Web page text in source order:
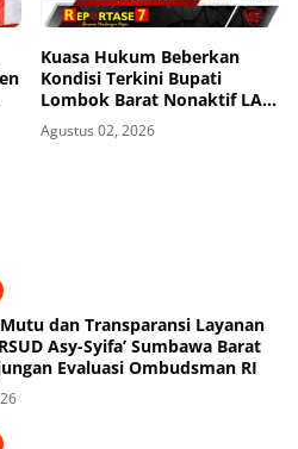
Kuasa Hukum Beberkan
Kondisi Terkini Bupati
Lombok Barat Nonaktif LAZ
di Rutan KPK, Pasrah dan
Kooperatif
Agustus 02, 2026
dan Transparansi Layanan
Asy-Syifa’ Sumbawa Barat
Evaluasi Ombudsman RI